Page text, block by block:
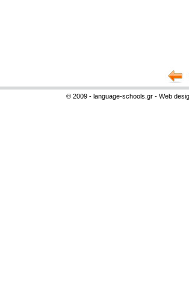
© 2009 - language-schools.gr - Web